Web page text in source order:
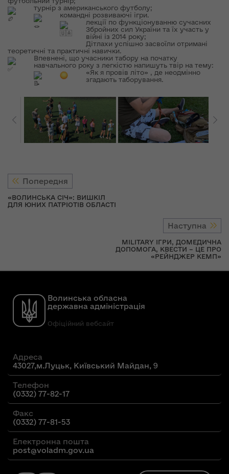
турнір з американського футболу;
командні розвиваючі ігри.
лекції по функціонуванню сучасних
Збройних сил України та їх участь у
війні із 2014 року;
Дітлахи успішно засвоїли отримані
теоретичні та практичні навички.
Впевнені, що учасники табору на початку
навчального року з легкістю напишуть твір на тему:
«Як я провів літо»
, де неодмінно
згадають таборування.
Попередня
«ВОЛИНСЬКА СІЧ»: ВИШКІЛ
ДЛЯ ЮНИХ ПАТРІОТІВ ОБЛАСТІ
Наступна
MILITARY ІГРИ, ДОМЕДИЧНА
ДОПОМОГА, КВЕСТИ – ЦЕ ПРО
«РЕЙНДЖЕР КЕМП»
Волинська обласна
державна адміністрація
Офіційний вебсайт
Адреса
43027,м.Луцьк, Київський Майдан, 9
Телефон
(0332) 77-82-17
Факс
(0332) 77-81-53
Електронна пошта
post@voladm.gov.ua